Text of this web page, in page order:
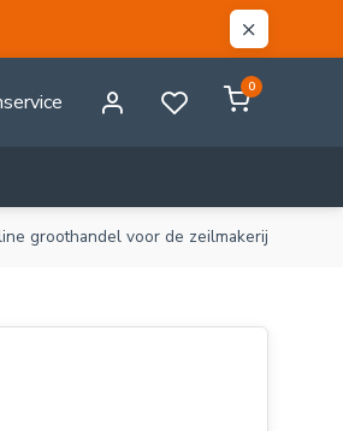
0
groothandel voor de zeilmakerij!